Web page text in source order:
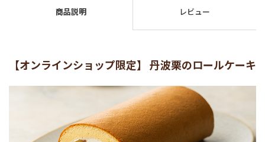
商品説明 レビュー
【オンラインショップ限定】 丹波栗のロールケーキ